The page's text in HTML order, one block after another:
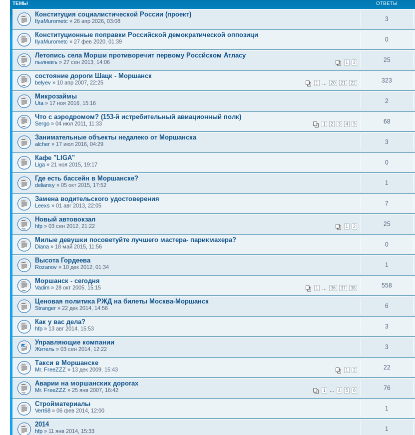
ТЕМЫ ОТВЕТЫ
Конституция социалистической России (проект)
IlyaMurometc » 26 апр 2026, 03:08 3
Конституционные поправки Российской демократической оппозици
IlyaMurometc » 27 фев 2020, 01:39 0
Летопись села Морши противоречит первому Россйском Атласу
1 2
пылневъ » 27 сен 2013, 14:06 25
состояние дороги Шацк - Моршанск
1 20 21 22
belyev » 10 апр 2007, 22:25 323
Микрозаймы
Uta » 17 ноя 2016, 15:16 2
Что с аэродромом? (153-й истребительный авиационный полк)
1 2 3 4 5
Sergo » 04 июл 2011, 11:33 68
Занимательные объекты недалеко от Моршанска
alcher » 17 июл 2016, 04:29 3
Кафе "LIGA"
Liga » 21 ноя 2015, 19:17 0
Где есть бассейн в Моршанске?
deliansy » 05 окт 2015, 17:52 1
Замена водительского удостоверения
Leexs » 01 авг 2013, 22:05 7
Новый автовокзал
1 2
hfp » 03 сен 2012, 21:22 25
Милые девушки посоветуйте лучшего мастера- парикмахера?
Diana » 18 май 2015, 11:56 0
Высота Гордеева
Rozanov » 10 дек 2012, 01:34 1
Моршанск - сегодня
1 36 37 38
Vadim » 28 окт 2005, 15:15 558
Ценовая политика РЖД на билеты Москва-Моршанск
Stranger » 22 дек 2014, 14:56 6
Как у вас дела?
hfp » 13 авг 2014, 15:53 3
Управляющие компании
Житель » 03 сен 2014, 12:22 3
Такси в Моршанске
1 2
Mr. FreeZZZ » 13 дек 2009, 15:43 22
Аварии на моршанских дорогах
1 4 5 6
Mr. FreeZZZ » 25 янв 2007, 16:42 76
Стройматериалы
Vert68 » 06 фев 2014, 12:00 1
2014
hfp » 11 янв 2014, 15:33 1